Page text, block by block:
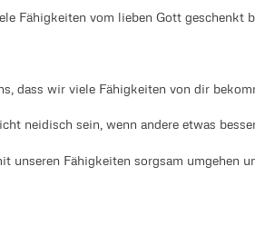
Fähigkeiten vom lieben Gott geschenkt
dass wir viele Fähigkeiten von dir
neidisch sein, wenn andere etwas
unseren Fähigkeiten sorgsam umgehen